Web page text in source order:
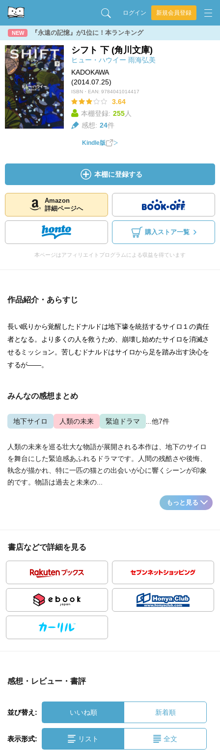
ログイン 新規会員登録
NEW 『永遠の記憶』が1位に！本ランキング
シフト 下 (角川文庫)
ヒュー・ハウイー 雨海弘美
KADOKAWA
(2014.07.25)
ISBN・EAN: 9784041014417
3.64
本棚登録: 255人
感想: 24件
Kindle版
本棚に登録する
Amazon
詳細ページへ
購入ストア一覧
本ページはアフィリエイトプログラムによる収益を得ています
作品紹介・あらすじ
長い眠りから覚醒したドナルドは地下壕を統括するサイロ１の責任
者となる。より多くの人を救うため、崩壊し始めたサイロを消滅さ
せるミッション。苦しむドナルドはサイロから足を踏み出す決心を
するが――。
みんなの感想まとめ
地下サイロ 人類の未来 緊迫ドラマ ...他7件
人類の未来を巡る壮大な物語が展開される本作は、地下のサイロ
を舞台にした緊迫感あふれるドラマです。人間の残酷さや後悔、
執念が描かれ、特に一匹の猫との出会いが心に響くシーンが印象
的です。物語は過去と未来の...
もっと見る
書店などで詳細を見る
感想・レビュー・書評
並び替え: いいね順 新着順
表示形式: リスト 全文